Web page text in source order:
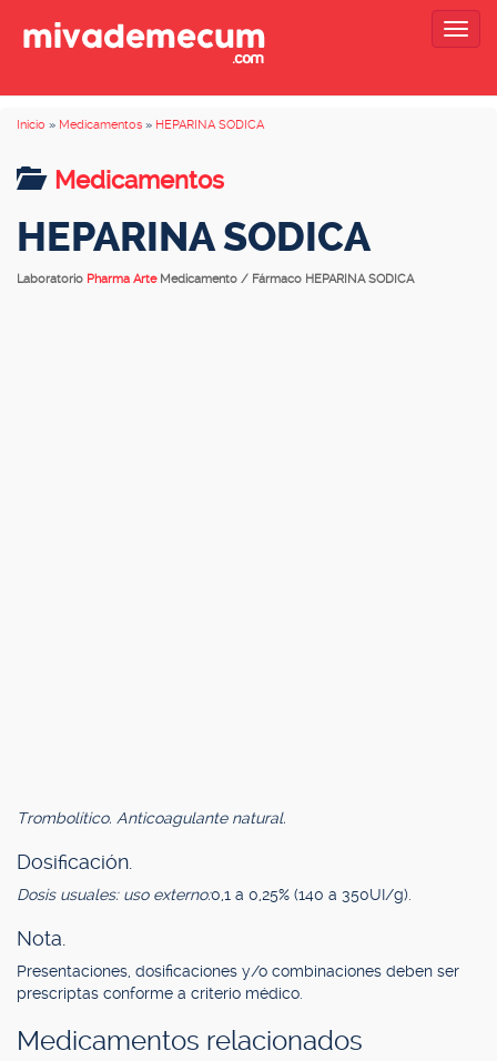
Inicio » Medicamentos » HEPARINA SODICA
Medicamentos
HEPARINA SODICA
Laboratorio Pharma Arte Medicamento / Fármaco HEPARINA SODICA
Trombolítico. Anticoagulante natural.
Dosificación.
Dosis usuales: uso externo:0,1 a 0,25% (140 a 350UI/g).
Nota.
Presentaciones, dosificaciones y/o combinaciones deben ser
prescriptas conforme a criterio médico.
Medicamentos relacionados